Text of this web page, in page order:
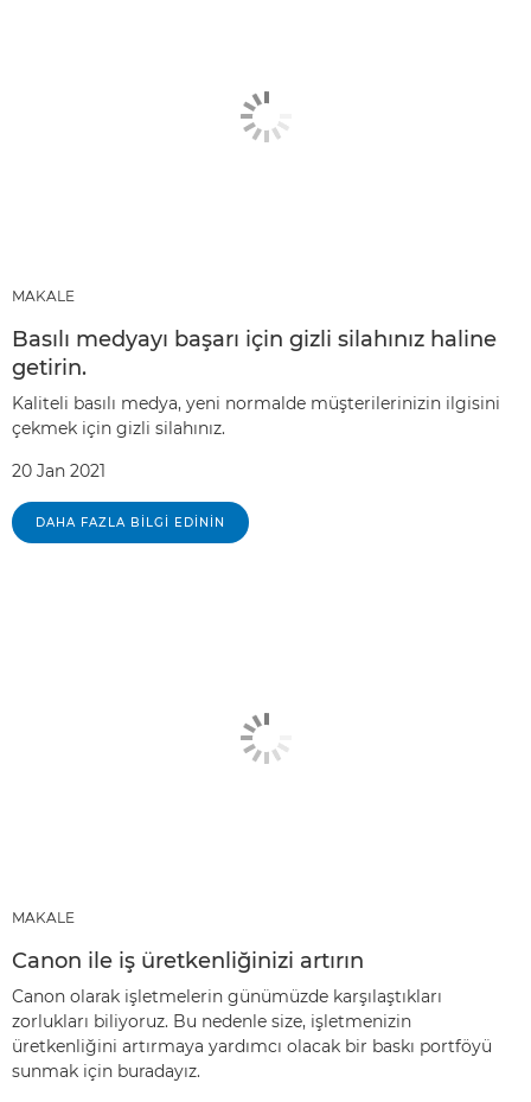
MAKALE
Basılı medyayı başarı için gizli silahınız haline
getirin.
Kaliteli basılı medya, yeni normalde müşterilerinizin ilgisini
çekmek için gizli silahınız.
20 Jan 2021
DAHA FAZLA BILGI EDININ
MAKALE
Canon ile iş üretkenliğinizi artırın
Canon olarak işletmelerin günümüzde karşılaştıkları
zorlukları biliyoruz. Bu nedenle size, işletmenizin
üretkenliğini artırmaya yardımcı olacak bir baskı portföyü
sunmak için buradayız.